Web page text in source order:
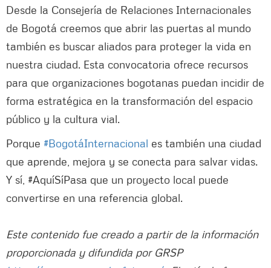
Desde la Consejería de Relaciones Internacionales
de Bogotá creemos que abrir las puertas al mundo
también es buscar aliados para proteger la vida en
nuestra ciudad. Esta convocatoria ofrece recursos
para que organizaciones bogotanas puedan incidir de
forma estratégica en la transformación del espacio
público y la cultura vial.
Porque #BogotáInternacional es también una ciudad
que aprende, mejora y se conecta para salvar vidas.
Y sí, #AquíSíPasa que un proyecto local puede
convertirse en una referencia global.
Este contenido fue creado a partir de la información
proporcionada y difundida por GRSP